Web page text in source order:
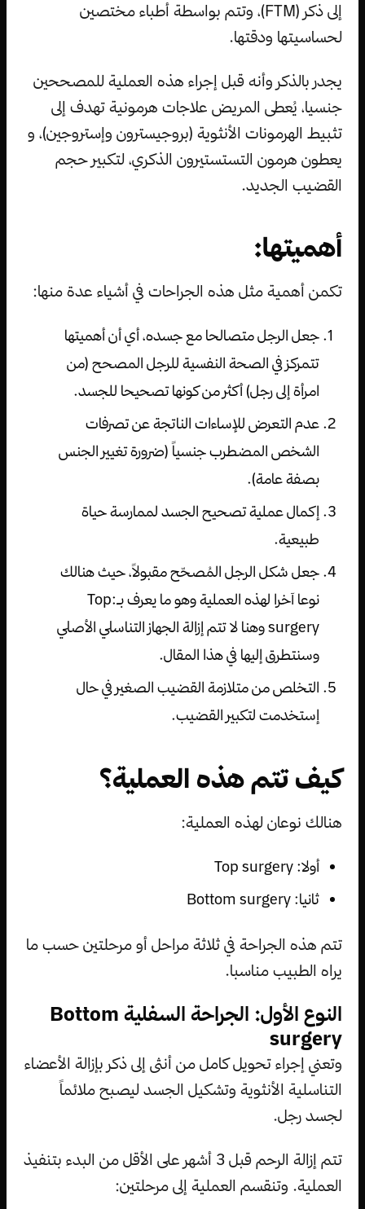
إلى ذكر (FTM)، وتتم بواسطة أطباء مختصين
لحساسيتها ودقتها.
يجدر بالذكر وأنه قبل إجراء هذه العملية للمصححين
جنسيا، يُعطى المريض علاجات هرمونية تهدف إلى
تثبيط الهرمونات الأنثوية (بروجيسترون وإستروجين)، و
يعطون هرمون التستستيرون الذكري، لتكبير حجم
القضيب الجديد.
أهميتها:
تكمن أهمية مثل هذه الجراحات في أشياء عدة منها:
جعل الرجل متصالحا مع جسده، أي أن أهميتها
تتمركز في الصحة النفسية للرجل المصحح (من
امرأة إلى رجل) أكثر من كونها تصحيحا للجسد.
عدم التعرض للإساءات الناتجة عن تصرفات
الشخص المضطرب جنسياً (ضرورة تغيير الجنس
بصفة عامة).
إكمال عملية تصحيح الجسد لممارسة حياة
طبيعية.
جعل شكل الرجل المُصحّح مقبولاً، حيث هنالك
نوعا آخرا لهذه العملية وهو ما يعرف بـ:Top
surgery وهنا لا تتم إزالة الجهاز التناسلي الأصلي
وسنتطرق إليها في هذا المقال.
التخلص من متلازمة القضيب الصغير في حال
إستخدمت لتكبير القضيب.
كيف تتم هذه العملية؟
هنالك نوعان لهذه العملية:
أولا: Top surgery
ثانيا: Bottom surgery
تتم هذه الجراحة في ثلاثة مراحل أو مرحلتين حسب ما
يراه الطبيب مناسبا.
النوع الأول: الجراحة السفلية Bottom
surgery
وتعني إجراء تحويل كامل من أنثى إلى ذكر بإزالة الأعضاء
التناسلية الأنثوية وتشكيل الجسد ليصبح ملائماً
لجسد رجل.
تتم إزالة الرحم قبل 3 أشهر على الأقل من البدء بتنفيذ
العملية. وتنقسم العملية إلى مرحلتين: